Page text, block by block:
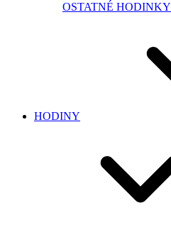
OSTATNÉ HODINKY
HODINY